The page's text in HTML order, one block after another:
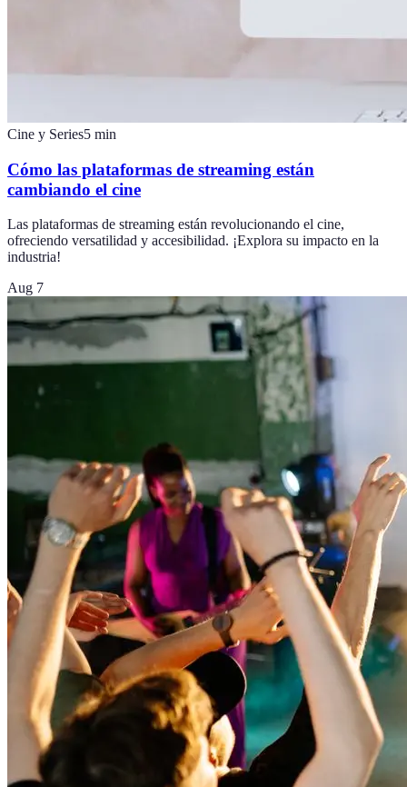
Cine y Series5 min
Cómo las plataformas de streaming están
cambiando el cine
Las plataformas de streaming están revolucionando el cine,
ofreciendo versatilidad y accesibilidad. ¡Explora su impacto en la
industria!
Aug 7